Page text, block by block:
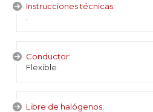
Instrucciones técnicas:
Conductor:
Flexible
Libre de halógenos: